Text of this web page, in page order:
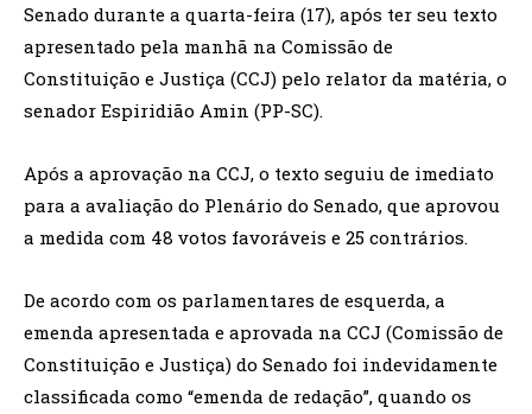
Senado durante a quarta-feira (17), após ter seu texto
apresentado pela manhã na Comissão de
Constituição e Justiça (CCJ) pelo relator da matéria, o
senador Espiridião Amin (PP-SC).
Após a aprovação na CCJ, o texto seguiu de imediato
para a avaliação do Plenário do Senado, que aprovou
a medida com 48 votos favoráveis e 25 contrários.
De acordo com os parlamentares de esquerda, a
emenda apresentada e aprovada na CCJ (Comissão de
Constituição e Justiça) do Senado foi indevidamente
classificada como “emenda de redação”, quando os